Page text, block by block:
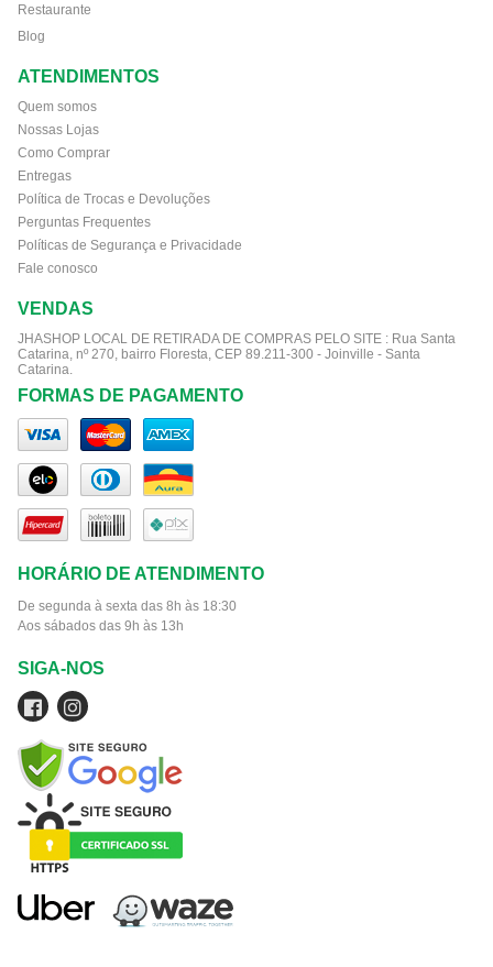
Restaurante
Blog
ATENDIMENTOS
Quem somos
Nossas Lojas
Como Comprar
Entregas
Política de Trocas e Devoluções
Perguntas Frequentes
Políticas de Segurança e Privacidade
Fale conosco
VENDAS
JHASHOP LOCAL DE RETIRADA DE COMPRAS PELO SITE : Rua Santa
Catarina, nº 270, bairro Floresta, CEP 89.211-300 - Joinville - Santa
Catarina.
FORMAS DE PAGAMENTO
HORÁRIO DE ATENDIMENTO
De segunda à sexta das 8h às 18:30
Aos sábados das 9h às 13h
SIGA-NOS